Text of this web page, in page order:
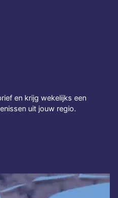
en krijg wekelijks een
uit jouw regio.